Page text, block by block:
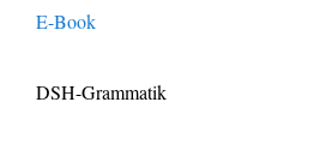
E-Book
DSH-Grammatik